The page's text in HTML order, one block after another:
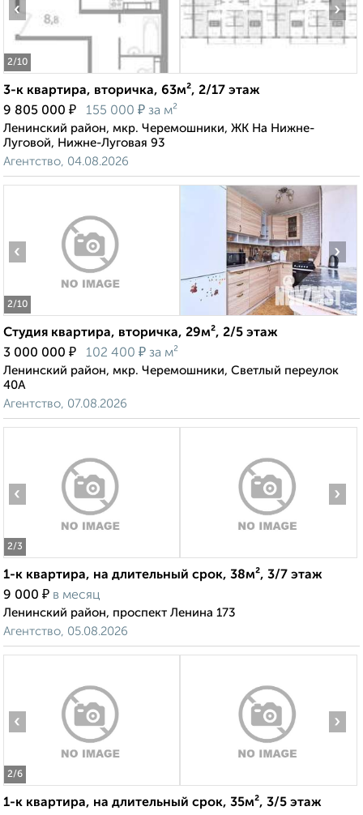
2/10
‹ ›
3-к квартира, вторичка, 63м², 2/17 этаж
9 805 000 ₽ 155 000 ₽ за м²
Ленинский район, мкр. Черемошники, ЖК На Нижне-
Луговой, Нижне-Луговая 93
Агентство, 04.08.2026
2/10
‹ ›
Студия квартира, вторичка, 29м², 2/5 этаж
3 000 000 ₽ 102 400 ₽ за м²
Ленинский район, мкр. Черемошники, Светлый переулок
40А
Агентство, 07.08.2026
2/3
‹ ›
1-к квартира, на длительный срок, 38м², 3/7 этаж
9 000 ₽ в месяц
Ленинский район, проспект Ленина 173
Агентство, 05.08.2026
2/6
‹ ›
1-к квартира, на длительный срок, 35м², 3/5 этаж